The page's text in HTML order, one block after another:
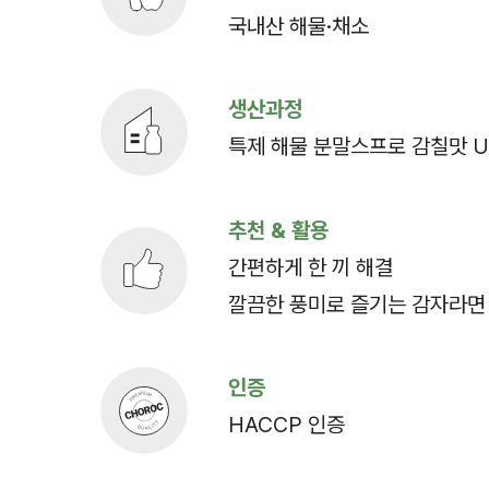
국내산 해물·채소
생산과정
특제 해물 분말스프로 감칠맛
추천 & 활용
간편하게 한 끼 해결
깔끔한 풍미로 즐기는 감자라면
인증
HACCP 인증